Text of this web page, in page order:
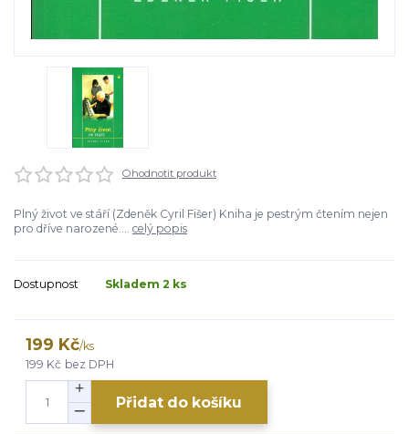
Ohodnotit produkt
Plný život ve stáří (Zdeněk Cyril Fišer) Kniha je pestrým čtením nejen
pro dříve narozené.... celý popis
Dostupnost Skladem 2 ks
199 Kč/ks
199 Kč bez DPH
Přidat do košíku